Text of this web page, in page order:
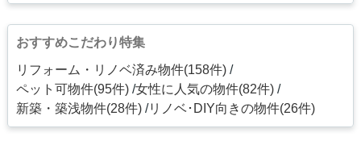
おすすめこだわり特集
リフォーム・リノベ済み物件(158件)
ペット可物件(95件) 女性に人気の物件(82件)
新築・築浅物件(28件) リノベ･DIY向きの物件(26件)